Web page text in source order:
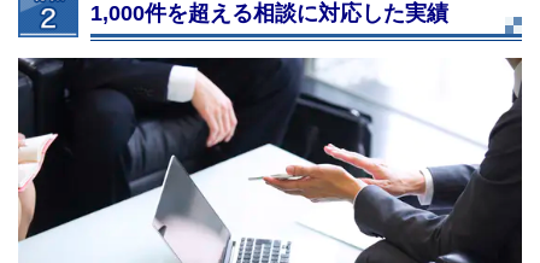
1,000件を超える相談に対応した実績